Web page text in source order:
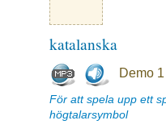
katalanska
Demo 1
För att spela upp ett
högtalarsymbol